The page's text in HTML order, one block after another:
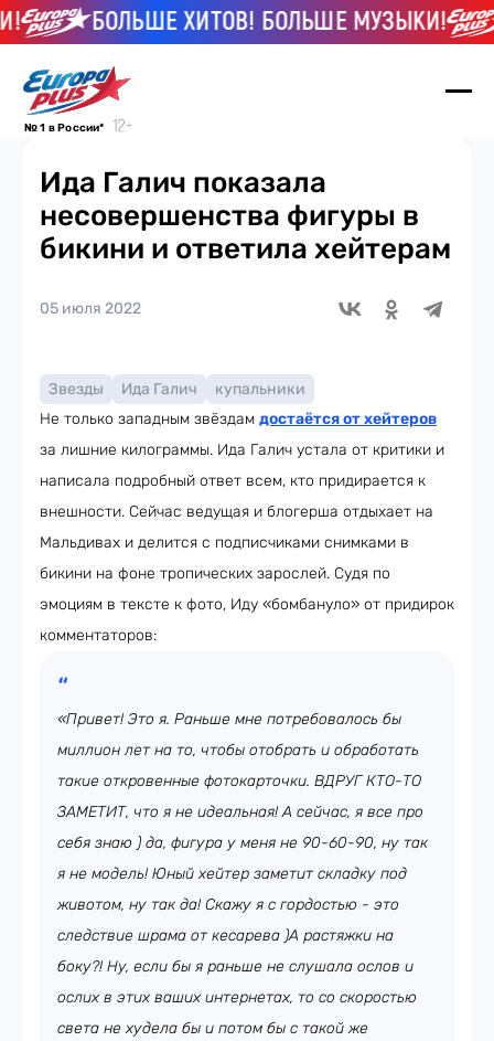
БОЛЬШЕ ХИТОВ! БОЛЬШЕ МУЗЫКИ!
№ 1 в России*
Ида Галич показала
несовершенства фигуры в
бикини и ответила хейтерам
05 июля 2022
Звезды Ида Галич
купальники
Не только западным звёздам достаётся от хейтеров
за лишние килограммы. Ида Галич устала от критики и
написала подробный ответ всем, кто придирается к
внешности. Сейчас ведущая и блогерша отдыхает на
Мальдивах и делится с подписчиками снимками в
бикини на фоне тропических зарослей. Судя по
эмоциям в тексте к фото, Иду «бомбануло» от придирок
комментаторов:
«Привет! Это я. Раньше мне потребовалось бы
миллион лет на то, чтобы отобрать и обработать
такие откровенные фотокарточки. ВДРУГ КТО-ТО
ЗАМЕТИТ, что я не идеальная! А сейчас, я все про
себя знаю ) да, фигура у меня не 90-60-90, ну так
я не модель! Юный хейтер заметит складку под
животом, ну так да! Скажу я с гордостью - это
следствие шрама от кесарева )А растяжки на
боку?! Ну, если бы я раньше не слушала ослов и
ослих в этих ваших интернетах, то со скоростью
света не худела бы и потом бы с такой же